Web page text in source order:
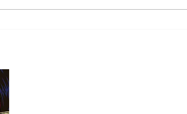
Un ragazzo è quasi niente